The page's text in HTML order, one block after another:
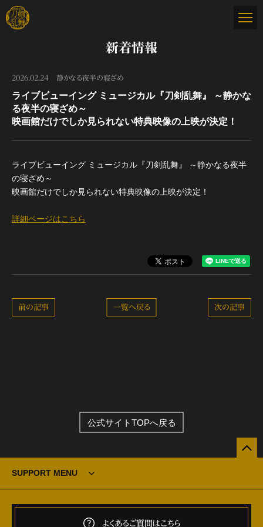
新着情報
2026.02.24 静かなる夜半の寝ざめ
ライブビューイング ミュージカル『刀剣乱舞』 ～静かな
る夜半の寝ざめ～
映画館だけでしか見られない特典映像の上映が決定！
ライブビューイング ミュージカル『刀剣乱舞』 ～静かなる夜半
の寝ざめ～
映画館だけでしか見られない特典映像の上映が決定！
詳細ページはこちら
次の記事
一覧へ戻る
前の記事
公式サイトTOPへ戻る
SUPPORT MENU
よくあるご質問はこちら